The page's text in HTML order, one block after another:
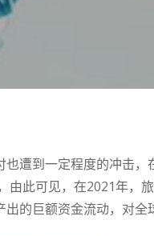
遭到一定程度的冲击
此可见，在2021年，
的巨额资金流动，对全